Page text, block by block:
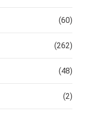
(60)
(262)
(48)
(2)